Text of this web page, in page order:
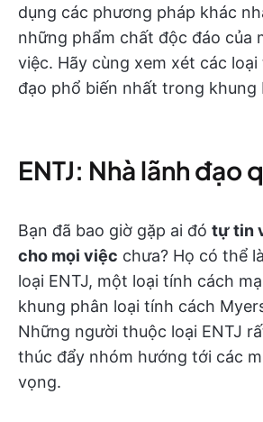
dụng các phương pháp khác
những phẩm chất độc đáo của
việc. Hãy cùng xem xét các
đạo phổ biến nhất trong khung
ENTJ: Nhà lãnh đạo
Bạn đã bao giờ gặp ai đó tự tin
cho mọi việc chưa? Họ có thể
loại ENTJ, một loại tính cách
khung phân loại tính cách
Những người thuộc loại ENTJ
thúc đẩy nhóm hướng tới các
vọng.